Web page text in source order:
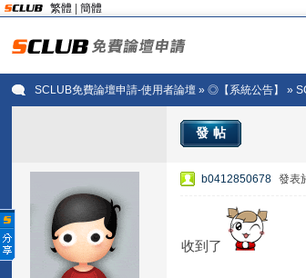
繁體 簡體
SCLUB免費論壇申請-使用者論壇 »◎【系統公告】 »
發帖
b0412850678 發表
收到了